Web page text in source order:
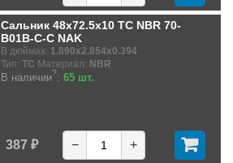
Сальник 48x72.5x10 TC NBR 70-
B01B-C-C NAK
В дюймах: 1.890x2.854x0.394
Тип: TC Материал: NBR
В наличии?: 65 шт.
387 ₽ − +